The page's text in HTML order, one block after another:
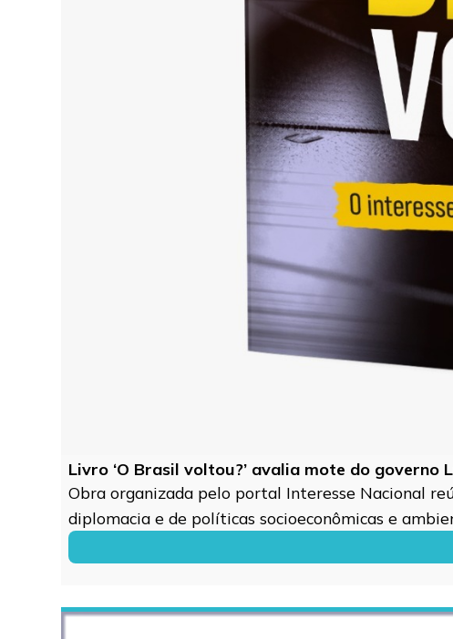
Livro ‘O Brasil voltou?’ avalia mote do governo
Obra organizada pelo portal Interesse Nacional
diplomacia e de políticas socioeconômicas e